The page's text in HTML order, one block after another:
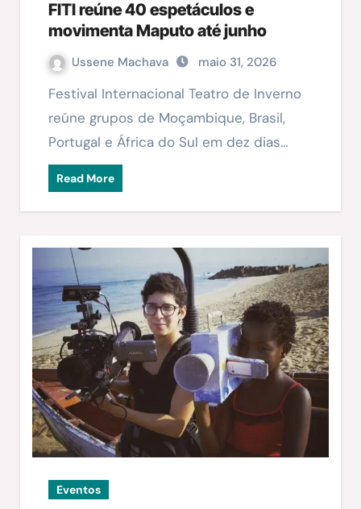
FITI reúne 40 espetáculos e
movimenta Maputo até junho
Ussene Machava maio 31, 2026
Festival Internacional Teatro de Inverno
reúne grupos de Moçambique, Brasil,
Portugal e África do Sul em dez dias…
Read More
Eventos